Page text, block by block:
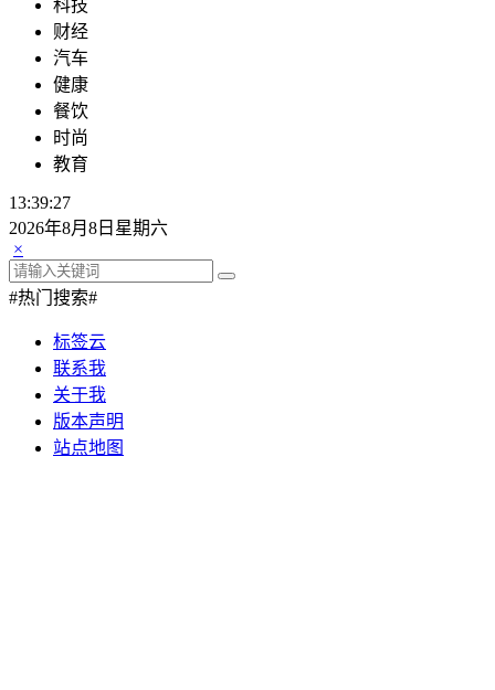
科技
财经
汽车
健康
餐饮
时尚
教育
13:39:27
2026年8月8日星期六
×
#热门搜索#
标签云
联系我
关于我
版本声明
站点地图